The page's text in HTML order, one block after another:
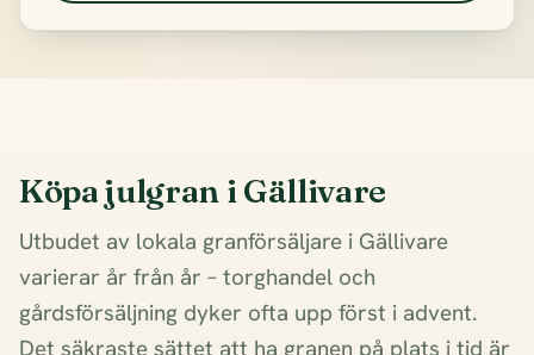
Köpa julgran i Gällivare
Utbudet av lokala granförsäljare i Gällivare
varierar år från år – torghandel och
gårdsförsäljning dyker ofta upp först i advent.
Det säkraste sättet att ha granen på plats i tid är